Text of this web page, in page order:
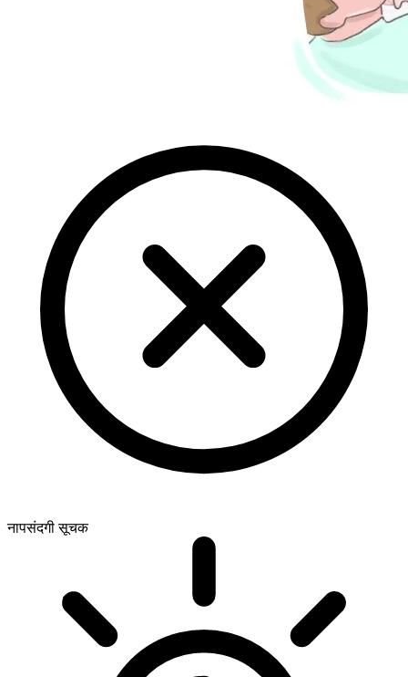
नापसंदगी सूचक